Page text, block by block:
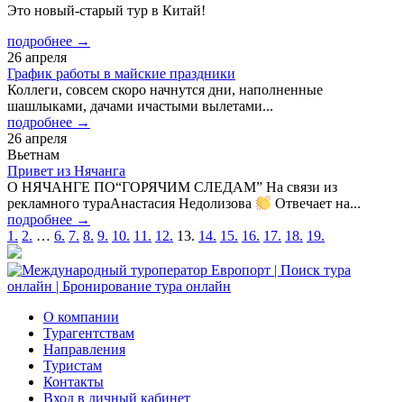
Это новый-старый тур в Китай!
подробнее →
26 апреля
График работы в майские праздники
Коллеги, совсем скоро начнутся дни, наполненные
шашлыками, дачами ичастыми вылетами...
подробнее →
26 апреля
Вьетнам
Привет из Нячанга
О НЯЧАНГЕ ПО“ГОРЯЧИМ СЛЕДАМ” На связи из
рекламного тураАнастасия Недолизова
Отвечает на...
подробнее →
Пагинация
записей
1. 2. … 6. 7. 8. 9. 10. 11. 12. 13. 14. 15. 16. 17. 18. 19.
О компании
Турагентствам
Направления
Туристам
Контакты
Вход в личный кабинет